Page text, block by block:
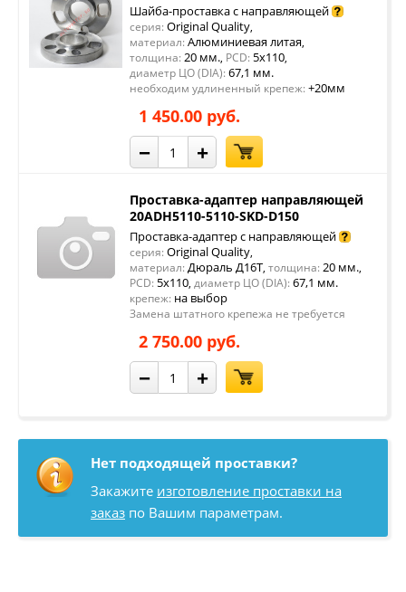
Шайба-проставка с направляющей
серия: Original Quality,
материал: Алюминиевая литая,
толщина: 20 мм., PCD: 5x110,
диаметр ЦО (DIA): 67,1 мм.
необходим удлиненный крепеж: +20мм
1 450.00 руб.
− +
Проставка-адаптер направляющей
20ADH5110-5110-SKD-D150
Проставка-адаптер с направляющей
серия: Original Quality,
материал: Дюраль Д16Т, толщина: 20 мм.,
PCD: 5x110, диаметр ЦО (DIA): 67,1 мм.
крепеж: на выбор
Замена штатного крепежа не требуется
2 750.00 руб.
− +
Нет подходящей проставки?
Закажите изготовление проставки на
заказ по Вашим параметрам.